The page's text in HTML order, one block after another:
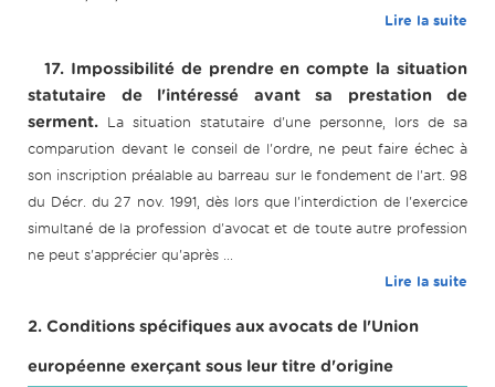
Lire la suite
17. Impossibilité de prendre en compte la situation
statutaire de l'intéressé avant sa prestation de
serment. La situation statutaire d'une personne, lors de sa
comparution devant le conseil de l'ordre, ne peut faire échec à
son inscription préalable au barreau sur le fondement de l'art. 98
du Décr. du 27 nov. 1991, dès lors que l'interdiction de l'exercice
simultané de la profession d'avocat et de toute autre profession
ne peut s'apprécier qu'après ...
Lire la suite
2. Conditions spécifiques aux avocats de l'Union
européenne exerçant sous leur titre d'origine